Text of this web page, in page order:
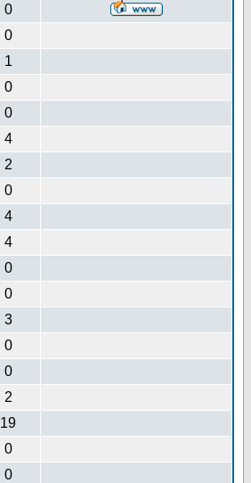
0
0
1
0
0
4
2
0
4
4
0
0
3
0
0
2
19
0
0